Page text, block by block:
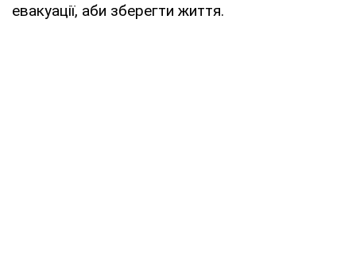
евакуації, аби зберегти життя.